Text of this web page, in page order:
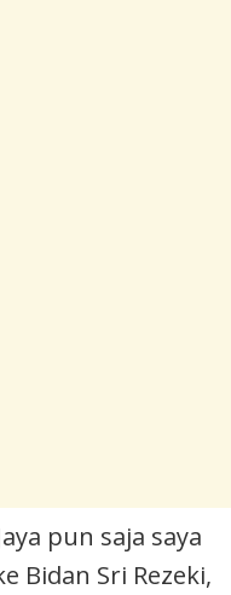
pun saja saya
Bidan Sri Rezeki,